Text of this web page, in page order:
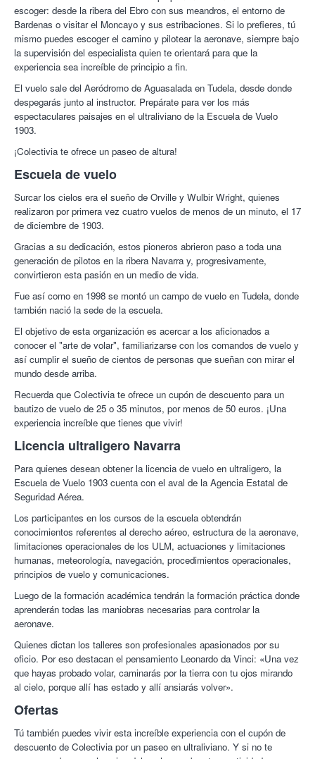
Escuela de Vuelo 1903. Surge de la pasión por el vuelo y su
objetivo es acercar tan hermosa actividad a todos aquellos que
alguna vez también han soñado con volar. Si quieres vivir una
experiencia única, esta es tu Escuela.
08/04/2021
Aitziber A.10/10Una experiencia buenísima, le ha encantado..
deseando repetir!
09/03/2021
agradable. Fabulosa experiencia.
11/09/2020
29/08/2020
Alain I.10/10El instructor era muy amable. Explicó
detalladamente el funcionamiento del avión y además te deja
manejarlo.
31/07/2020
Beatriz B. 10/10Una experiencia inolvidable y un trato
maravilloso.
19/02/2020
Ricardo M. 10/10 Una maravilla. Super amables
07/11/2019
álvaro P.10/10Genial el vuelo, y el piloto muy majo.
20/05/2019
Mikel S. 10/10
simpático, muy recomendable esta experiencia!
07/05/2019
escoger: desde la ribera del Ebro con sus meandros, el entorno de
Bardenas o visitar el Moncayo y sus estribaciones. Si lo prefieres, tú
mismo puedes escoger el camino y pilotear la aeronave, siempre bajo
la supervisión del especialista quien te orientará para que la
experiencia sea increíble de principio a fin.
El vuelo sale del Aeródromo de Aguasalada en Tudela, desde donde
despegarás junto al instructor. Prepárate para ver los más
espectaculares paisajes en el ultraliviano de la Escuela de Vuelo
1903.
¡Colectivia te ofrece un paseo de altura!
Escuela de vuelo
Surcar los cielos era el sueño de Orville y Wulbir Wright, quienes
realizaron por primera vez cuatro vuelos de menos de un minuto, el 17
de diciembre de 1903.
Gracias a su dedicación, estos pioneros abrieron paso a toda una
generación de pilotos en la ribera Navarra y, progresivamente,
convirtieron esta pasión en un medio de vida.
Fue así como en 1998 se montó un campo de vuelo en Tudela, donde
también nació la sede de la escuela.
El objetivo de esta organización es acercar a los aficionados a
conocer el "arte de volar", familiarizarse con los comandos de vuelo y
así cumplir el sueño de cientos de personas que sueñan con mirar el
mundo desde arriba.
Recuerda que Colectivia te ofrece un cupón de descuento para un
bautizo de vuelo de 25 o 35 minutos, por menos de 50 euros. ¡Una
experiencia increíble que tienes que vivir!
Licencia ultraligero Navarra
Para quienes desean obtener la licencia de vuelo en ultraligero, la
Escuela de Vuelo 1903 cuenta con el aval de la Agencia Estatal de
Seguridad Aérea.
Los participantes en los cursos de la escuela obtendrán
conocimientos referentes al derecho aéreo, estructura de la aeronave,
limitaciones operacionales de los ULM, actuaciones y limitaciones
humanas, meteorología, navegación, procedimientos operacionales,
principios de vuelo y comunicaciones.
Luego de la formación académica tendrán la formación práctica donde
aprenderán todas las maniobras necesarias para controlar la
aeronave.
Quienes dictan los talleres son profesionales apasionados por su
oficio. Por eso destacan el pensamiento Leonardo da Vinci: «Una vez
que hayas probado volar, caminarás por la tierra con tu ojos mirando
al cielo, porque allí has estado y allí ansiarás volver».
Ofertas
Tú también puedes vivir esta increíble experiencia con el cupón de
descuento de Colectivia por un paseo en ultraliviano. Y si no te